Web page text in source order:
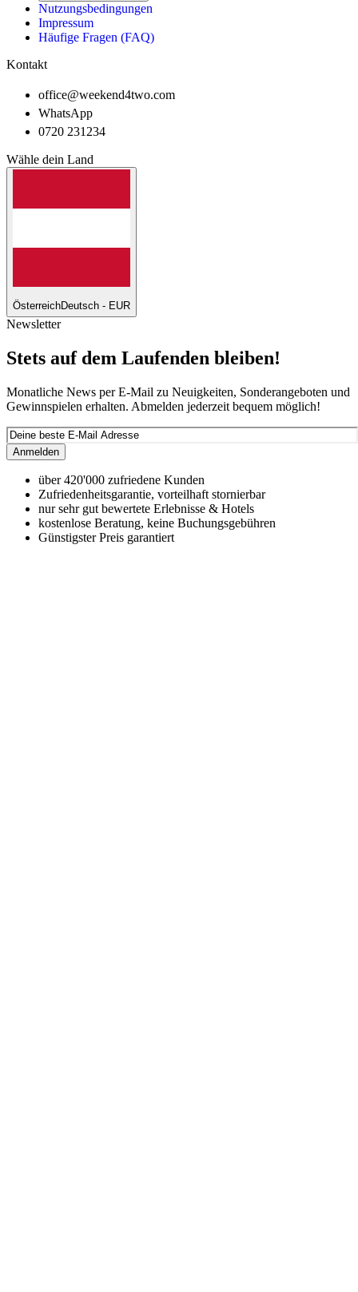
Nutzungsbedingungen
Impressum
Häufige Fragen (FAQ)
Kontakt
office@weekend4two.com
WhatsApp
0720 231234
Wähle dein Land
ÖsterreichDeutsch - EUR
Newsletter
Stets auf dem Laufenden bleiben!
Monatliche News per E-Mail zu Neuigkeiten, Sonderangeboten und
Gewinnspielen erhalten. Abmelden jederzeit bequem möglich!
Anmelden
über 420'000 zufriedene Kunden
Zufriedenheitsgarantie, vorteilhaft stornierbar
nur sehr gut bewertete Erlebnisse & Hotels
kostenlose Beratung, keine Buchungsgebühren
Günstigster Preis garantiert